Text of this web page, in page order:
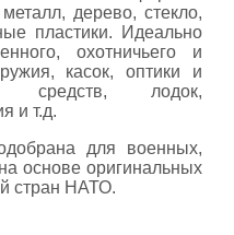
дерево, стекло,
пластики. Идеально
охотничьего и
касок, оптики и
средств, лодок,
и т.д.
для военных,
основе оригинальных
стран НАТО.